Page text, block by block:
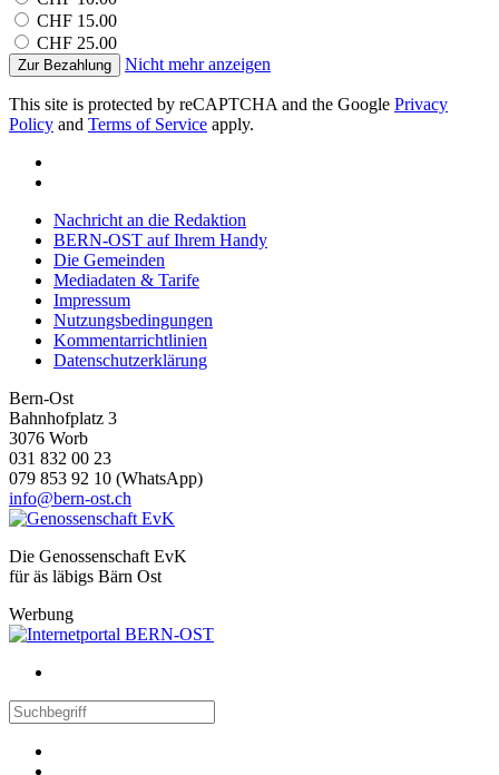
Informationen möglicherweise mit weiteren Daten
die Sie ihnen bereitgestellt haben oder die sie im Rahmen
Ihrer Nutzung der Dienste gesammelt haben.
CHF 15.00
CHF 25.00
Zur Bezahlung Nicht mehr anzeigen
This site is protected by reCAPTCHA and the Google Privacy
Policy and Terms of Service apply.
Nachricht an die Redaktion
BERN-OST auf Ihrem Handy
Die Gemeinden
Mediadaten & Tarife
Impressum
Nutzungsbedingungen
Kommentarrichtlinien
Datenschutzerklärung
Bern-Ost
Bahnhofplatz 3
3076 Worb
031 832 00 23
079 853 92 10 (WhatsApp)
info@bern-ost.ch
Die Genossenschaft EvK
für äs läbigs Bärn Ost
Werbung